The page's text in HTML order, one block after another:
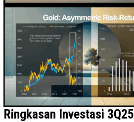
Ringkasan Investasi 3Q25